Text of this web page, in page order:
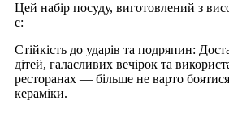
Цей набір посуду, виготовлений з
є:
Стійкість до ударів та подряпин:
дітей, галасливих вечірок та
ресторанах — більше не варто боятися
кераміки.